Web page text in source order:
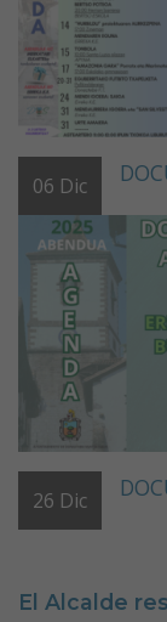
06 Dic
26 Dic
El Alcalde